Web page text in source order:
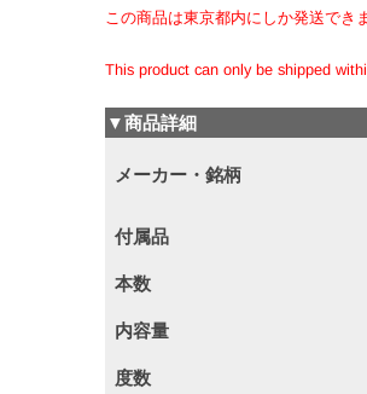
この商品は東京都内にしか発送でき
This product can only be shipped
▼商品詳細
メーカー・銘柄
付属品
本数
内容量
度数